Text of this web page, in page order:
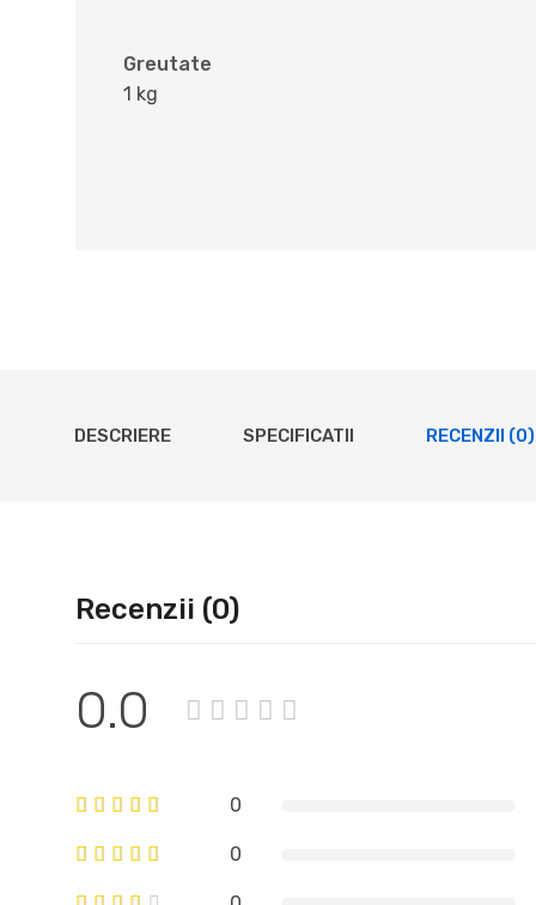
Greutate
1 kg
DESCRIERE SPECIFICATII RECENZII (0)
Recenzii (0)
0.0
0
0